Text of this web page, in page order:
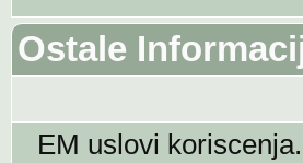
Ostale
EM uslovi koriscenja